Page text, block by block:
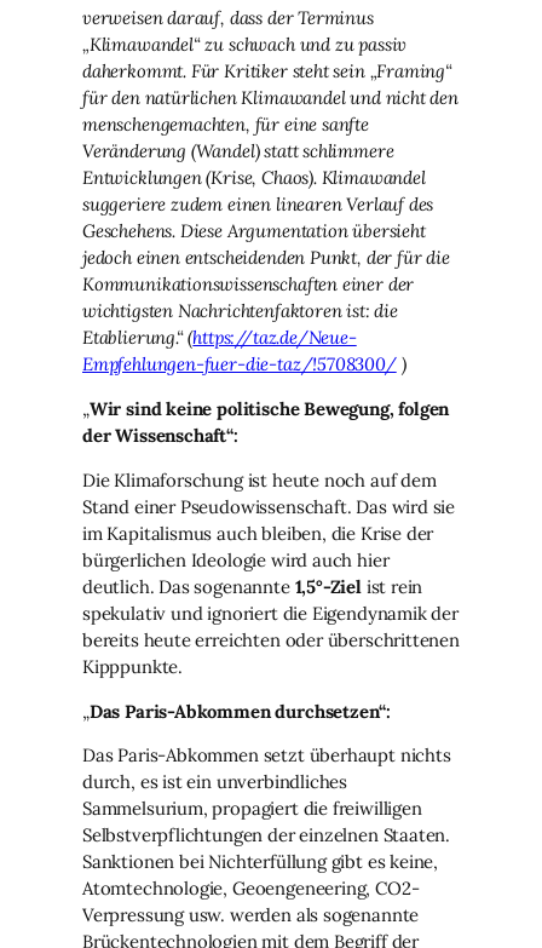
verweisen darauf, dass der Terminus
„Klimawandel“ zu schwach und zu passiv
daherkommt. Für Kritiker steht sein „Framing“
für den natürlichen Klimawandel und nicht den
menschengemachten, für eine sanfte
Veränderung (Wandel) statt schlimmere
Entwicklungen (Krise, Chaos). Klimawandel
suggeriere zudem einen linearen Verlauf des
Geschehens. Diese Argumentation übersieht
jedoch einen entscheidenden Punkt, der für die
Kommunikationswissenschaften einer der
wichtigsten Nachrichtenfaktoren ist: die
Etablierung.“ (https://taz.de/Neue-
Empfehlungen-fuer-die-taz/!5708300/)
„Wir sind keine politische Bewegung, folgen
der Wissenschaft“:
Die Klimaforschung ist heute noch auf dem
Stand einer Pseudowissenschaft. Das wird sie
im Kapitalismus auch bleiben, die Krise der
bürgerlichen Ideologie wird auch hier
deutlich. Das sogenannte 1,5°-Ziel ist rein
spekulativ und ignoriert die Eigendynamik der
bereits heute erreichten oder überschrittenen
Kipppunkte.
„Das Paris-Abkommen durchsetzen“:
Das Paris-Abkommen setzt überhaupt nichts
durch, es ist ein unverbindliches
Sammelsurium, propagiert die freiwilligen
Selbstverpflichtungen der einzelnen Staaten.
Sanktionen bei Nichterfüllung gibt es keine,
Atomtechnologie, Geoengeneering, CO2-
Verpressung usw. werden als sogenannte
Brückentechnologien mit dem Begriff der